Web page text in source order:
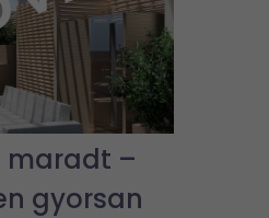
maradt –
gyorsan